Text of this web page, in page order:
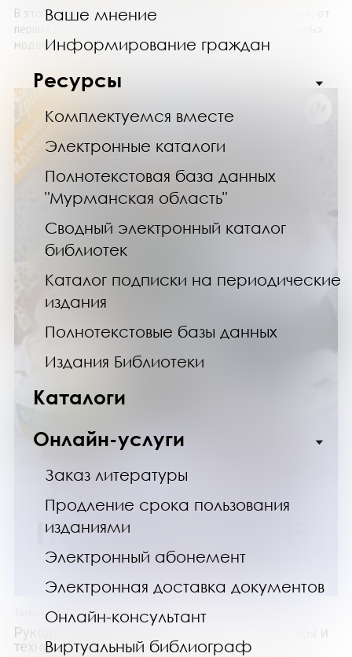
Ваше мнение
Информирование граждан
Ресурсы
Комплектуемся вместе
Электронные каталоги
Полнотекстовая база данных
"Мурманская область"
Сводный электронный каталог
библиотек
Каталог подписки на периодические
издания
Полнотекстовые базы данных
Издания Библиотеки
Каталоги
Онлайн-услуги
Заказ литературы
Продление срока пользования
изданиями
Электронный абонемент
Электронная доставка документов
Онлайн-консультант
Виртуальный библиограф
В этой книге представлен путь развития робототехники: от
первых и самых примитивных механизмов до современных
моделей, способных выполнять даже самые ...
Татьяна Никифорова
Рукодельное путешествие по России. Методы и
техники создания кукол